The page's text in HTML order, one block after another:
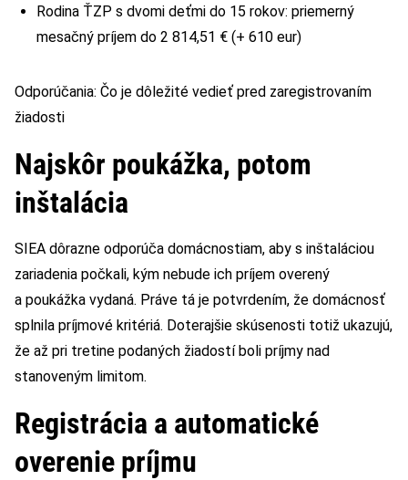
Rodina ŤZP s dvomi deťmi do 15 rokov: priemerný
mesačný príjem do 2 814,51 € (+ 610 eur)
Odporúčania: Čo je dôležité vedieť pred zaregistrovaním
žiadosti
Najskôr poukážka, potom
inštalácia
SIEA dôrazne odporúča domácnostiam, aby s inštaláciou
zariadenia počkali, kým nebude ich príjem overený
a poukážka vydaná. Práve tá je potvrdením, že domácnosť
splnila príjmové kritériá. Doterajšie skúsenosti totiž ukazujú,
že až pri tretine podaných žiadostí boli príjmy nad
stanoveným limitom.
Registrácia a automatické
overenie príjmu